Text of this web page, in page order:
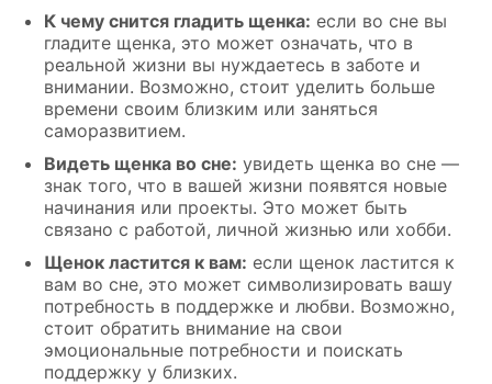
К чему снится гладить щенка: если во сне вы
гладите щенка, это может означать, что в
реальной жизни вы нуждаетесь в заботе и
внимании. Возможно, стоит уделить больше
времени своим близким или заняться
саморазвитием.
Видеть щенка во сне: увидеть щенка во сне —
знак того, что в вашей жизни появятся новые
начинания или проекты. Это может быть
связано с работой, личной жизнью или хобби.
Щенок ластится к вам: если щенок ластится к
вам во сне, это может символизировать вашу
потребность в поддержке и любви. Возможно,
стоит обратить внимание на свои
эмоциональные потребности и поискать
поддержку у близких.